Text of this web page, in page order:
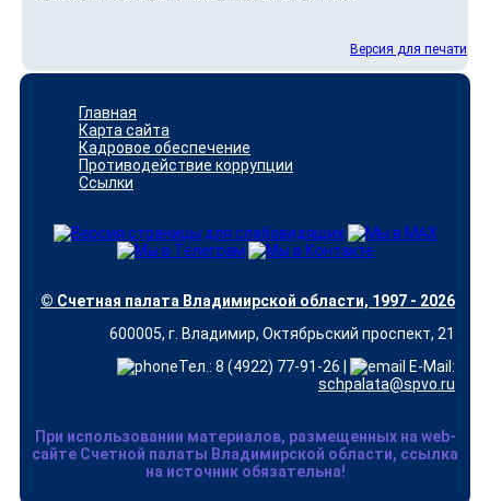
Версия для печати
Главная
Карта сайта
Кадровое обеспечение
Противодействие коррупции
Ссылки
© Счетная палата Владимирской области, 1997 - 2026
600005, г. Владимир, Октябрьский проспект, 21
Тел.: 8 (4922) 77-91-26 |
E-Mail:
schpalata@spvo.ru
При использовании материалов, размещенных на web-
сайте Счетной палаты Владимирской области, ссылка
на источник обязательна!